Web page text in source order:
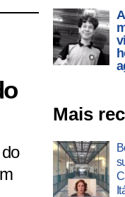
Mais